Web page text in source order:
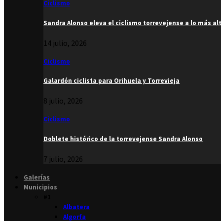
Ciclismo
Sandra Alonso eleva el ciclismo torrevejense a lo más
14 julio, 2026
Ciclismo
Galardón ciclista para Orihuela y Torrevieja
8 julio, 2026
Ciclismo
Doblete histórico de la torrevejense Sandra Alonso
7 julio, 2026
Galerías
Municipios
Albatera
Algorfa